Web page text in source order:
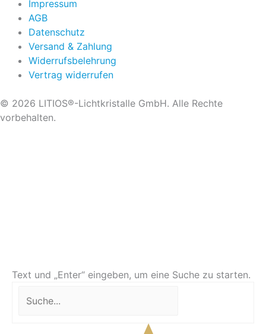
Impressum
AGB
Datenschutz
Versand & Zahlung
Widerrufsbelehrung
Vertrag widerrufen
© 2026 LITIOS®-Lichtkristalle GmbH. Alle Rechte
vorbehalten.
Text und „Enter“ eingeben, um eine Suche zu starten.